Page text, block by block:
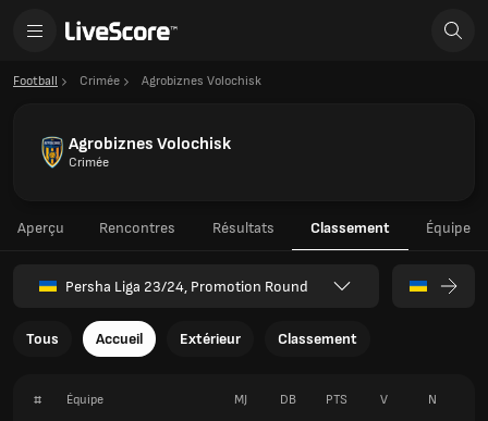
Football Crimée Agrobiznes Volochisk
Agrobiznes Volochisk
Crimée
Aperçu Rencontres Résultats Classement Équipe
Persha Liga 23/24, Promotion Round
Tous Accueil Extérieur Classement
# Équipe MJ DB PTS V N